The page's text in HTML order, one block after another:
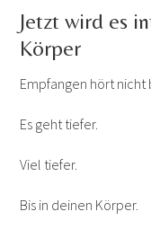
Jetzt wird es
Körper
Empfangen hört nicht
Es geht tiefer.
Viel tiefer.
Bis in deinen Körper.